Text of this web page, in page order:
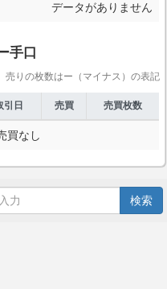
データがありません
手口
売りの枚数はー（マイナス）の表記
引日 売買 売買枚数
買なし
検索